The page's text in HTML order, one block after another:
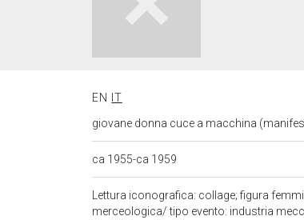
EN
IT
giovane donna cuce a macchina
ca 1955-ca 1959
Lettura iconografica: collage; figura
merceologica/ tipo evento: industria